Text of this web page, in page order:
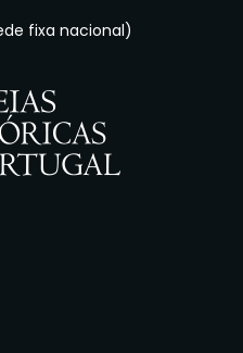
fixa nacional)